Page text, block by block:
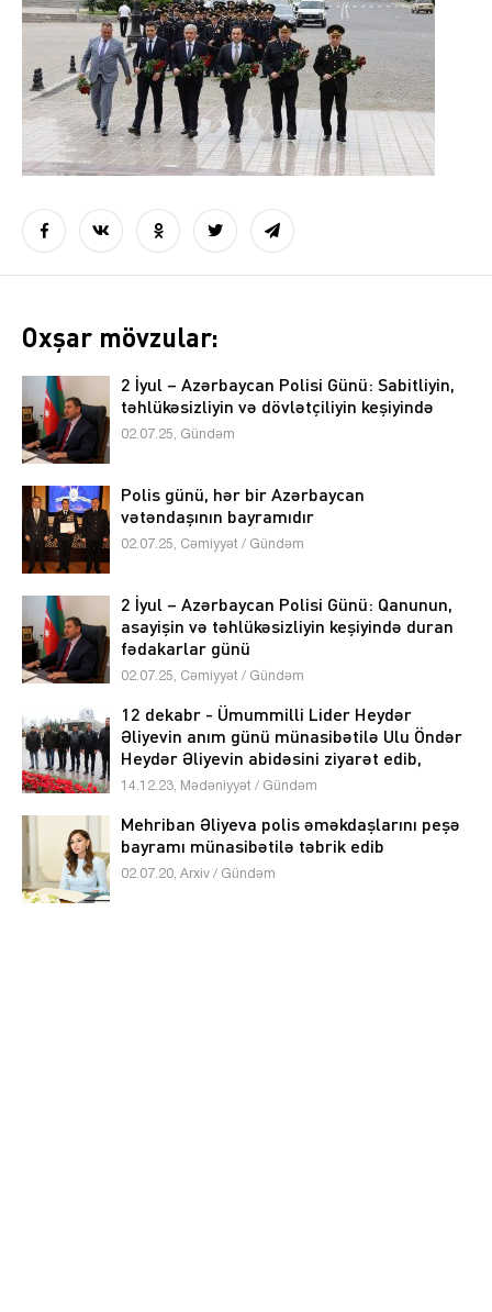
Oxşar mövzular:
2 İyul – Azərbaycan Polisi Günü: Sabitliyin,
təhlükəsizliyin və dövlətçiliyin keşiyində
02.07.25, Gündəm
Polis günü, hər bir Azərbaycan
vətəndaşının bayramıdır
02.07.25, Cəmiyyət / Gündəm
2 İyul – Azərbaycan Polisi Günü: Qanunun,
asayişin və təhlükəsizliyin keşiyində duran
fədakarlar günü
02.07.25, Cəmiyyət / Gündəm
12 dekabr - Ümummilli Lider Heydər
Əliyevin anım günü münasibətilə Ulu Öndər
Heydər Əliyevin abidəsini ziyarət edib,
önünə gül dəstələri qoyublar
14.12.23, Mədəniyyət / Gündəm
Mehriban Əliyeva polis əməkdaşlarını peşə
bayramı münasibətilə təbrik edib
02.07.20, Arxiv / Gündəm